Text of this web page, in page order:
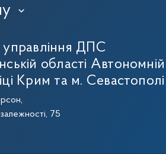
›
управління ДПС
області Автономній
Крим та м. Севастополі
75